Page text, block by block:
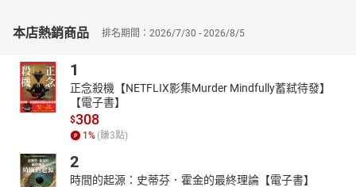
本店熱銷商品 排名期間：2026/7/30 - 2026/8/5
1
正念殺機【NETFLIX影集Murder Mindfully蓄弒待發】
【電子書】
$308
1% (賺3點)
2
時間的起源：史蒂芬．霍金的最終理論【電子書】